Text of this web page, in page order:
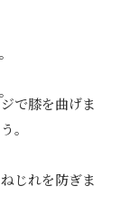
で膝を曲げま
。
じれを防ぎま